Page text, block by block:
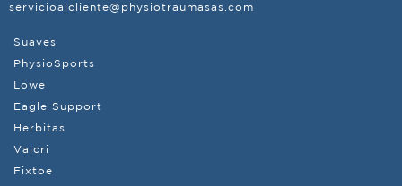
servicioalcliente@physiotraumasas.com
Suaves
PhysioSports
Lowe
Eagle Support
Herbitas
Valcri
Fixtoe